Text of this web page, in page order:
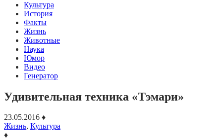
Культура
История
Факты
Жизнь
Животные
Наука
Юмор
Видео
Генератор
Удивительная техника «Тэмари»
23.05.2016 ♦
Жизнь, Культура
♦